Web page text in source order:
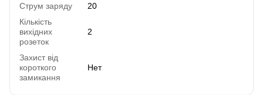
Струм заряду
20
Кількість
вихідних
розеток
2
Захист від
короткого
замикання
Нет